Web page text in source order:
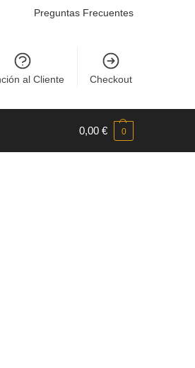
Preguntas Frecuentes
al Cliente Checkout
0,00 € 0